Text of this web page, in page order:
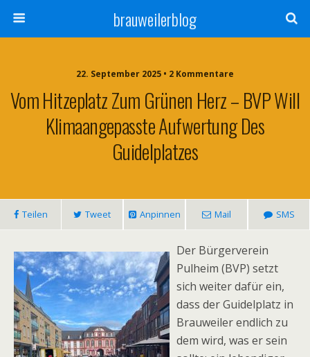
brauweilerblog
22. September 2025 • 2 Kommentare
Vom Hitzeplatz Zum Grünen Herz – BVP Will
Klimaangepasste Aufwertung Des
Guidelplatzes
Teilen Tweet Anpinnen Mail SMS
Der Bürgerverein
Pulheim (BVP) setzt
sich weiter dafür ein,
dass der Guidelplatz in
Brauweiler endlich zu
dem wird, was er sein